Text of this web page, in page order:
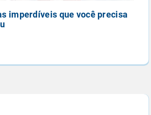
imperdíveis que você precisa